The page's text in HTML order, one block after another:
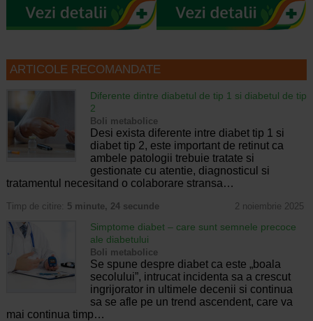
ARTICOLE RECOMANDATE
Diferente dintre diabetul de tip 1 si diabetul de tip
2
Boli metabolice
Desi exista diferente intre diabet tip 1 si
diabet tip 2, este important de retinut ca
ambele patologii trebuie tratate si
gestionate cu atentie, diagnosticul si
tratamentul necesitand o colaborare stransa…
Timp de citire: 5 minute, 24 secunde 2 noiembrie 2025
Simptome diabet – care sunt semnele precoce
ale diabetului
Boli metabolice
Se spune despre diabet ca este „boala
secolului”, intrucat incidenta sa a crescut
ingrijorator in ultimele decenii si continua
sa se afle pe un trend ascendent, care va
mai continua timp…